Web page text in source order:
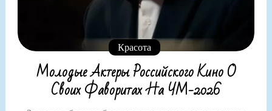
Красота
Молодые Актеры Российского Кино О
Своих Фаворитах На ЧМ-2026